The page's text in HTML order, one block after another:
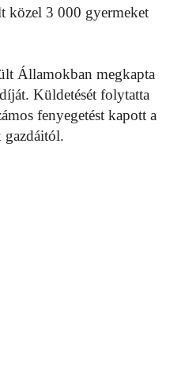
közel 3 000 gyermeket
Államokban megkapta
Küldetését folytatta
fenyegetést kapott a
gazdáitól.